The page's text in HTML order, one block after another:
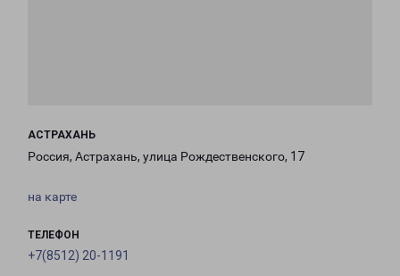
АСТРАХАНЬ
Россия, Астрахань, улица Рождественского, 17
на карте
ТЕЛЕФОН
+7(8512) 20-1191